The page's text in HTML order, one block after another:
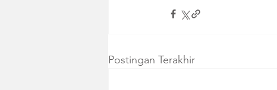
Postingan Terakhir